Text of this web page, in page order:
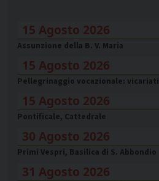
15 Agosto 2026
Assunzione della B. V. Maria
15 Agosto 2026
Pellegrinaggio vocazionale: vicariati
15 Agosto 2026
Pontificale, Cattedrale
30 Agosto 2026
Primi Vespri, Basilica di S. Abbondio
31 Agosto 2026